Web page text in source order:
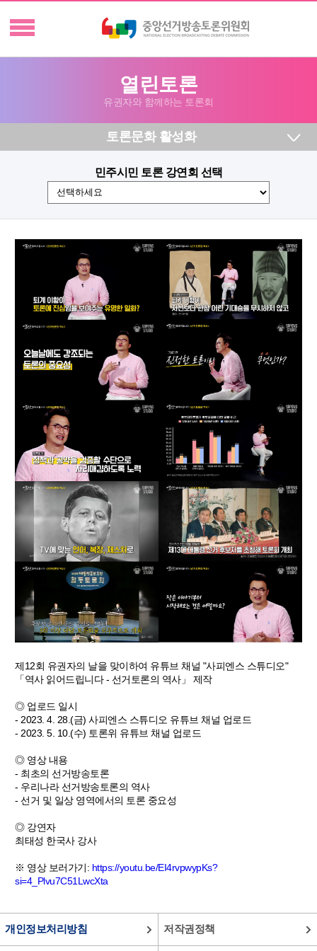
열린토론
유권자와 함께하는 토론회
토론문화 활성화
민주시민 토론 강연회 선택
제12회 유권자의 날을 맞이하여 유튜브 채널 "사피엔스 스튜디오"
「역사 읽어드립니다 - 선거토론의 역사」 제작
◎ 업로드 일시
- 2023. 4. 28.(금) 사피엔스 스튜디오 유튜브 채널 업로드
- 2023. 5. 10.(수) 토론위 유튜브 채널 업로드
◎ 영상 내용
- 최초의 선거방송토론
- 우리나라 선거방송토론의 역사
- 선거 및 일상 영역에서의 토론 중요성
◎ 강연자
최태성 한국사 강사
※ 영상 보러가기: https://youtu.be/EI4rvpwypKs?
si=4_Plvu7C51LwcXta
개인정보처리방침 저작권정책